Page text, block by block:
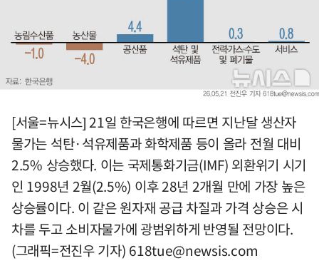
[서울=뉴시스] 21일 한국은행에 따르면 지난달 생산자
물가는 석탄·석유제품과 화학제품 등이 올라 전월 대비
2.5% 상승했다. 이는 국제통화기금(IMF) 외환위기 시기
인 1998년 2월(2.5%) 이후 28년 2개월 만에 가장 높은
상승률이다. 이 같은 원자재 공급 차질과 가격 상승은 시
차를 두고 소비자물가에 광범위하게 반영될 전망이다.
(그래픽=전진우 기자) 618tue@newsis.com